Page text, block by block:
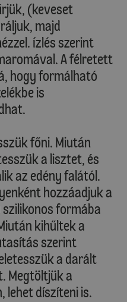
(keveset
majd
Ízlés szerint
A félretett
hogy formálható
is
főni. Miután
a lisztet, és
az edény falától.
hozzáadjuk a
formába
kihűltek a
szerint
a darált
Megtöltjük a
lehet díszíteni is.